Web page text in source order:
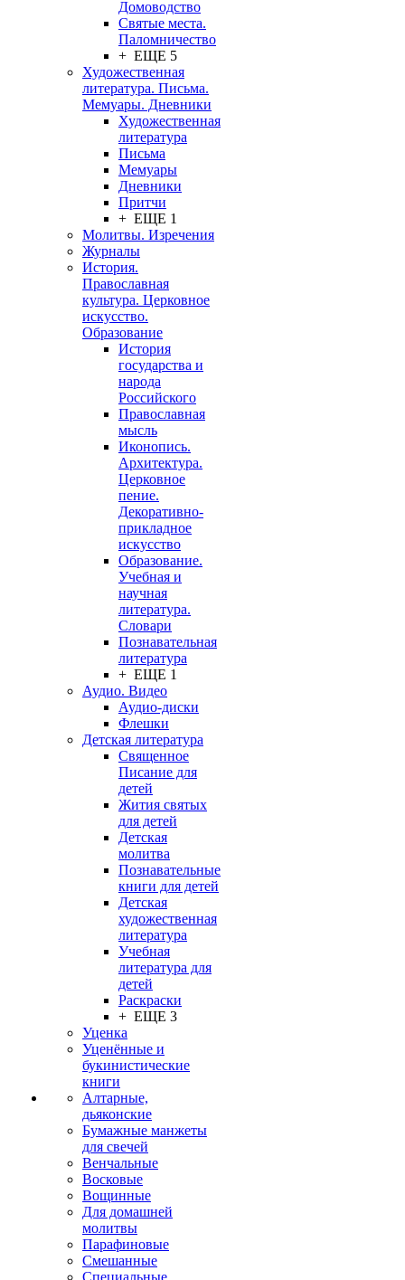
Домоводство
Святые места.
Паломничество
+ ЕЩЕ 5
Художественная
литература. Письма.
Мемуары. Дневники
Художественная
литература
Письма
Мемуары
Дневники
Притчи
+ ЕЩЕ 1
Молитвы. Изречения
Журналы
История.
Православная
культура. Церковное
искусство.
Образование
История
государства и
народа
Российского
Православная
мысль
Иконопись.
Архитектура.
Церковное
пение.
Декоративно-
прикладное
искусство
Образование.
Учебная и
научная
литература.
Словари
Познавательная
литература
+ ЕЩЕ 1
Аудио. Видео
Аудио-диски
Флешки
Детская литература
Священное
Писание для
детей
Жития святых
для детей
Детская
молитва
Познавательные
книги для детей
Детская
художественная
литература
Учебная
литература для
детей
Раскраски
+ ЕЩЕ 3
Уценка
Уценённые и
букинистические
книги
Алтарные,
дьяконские
Бумажные манжеты
для свечей
Венчальные
Восковые
Вощинные
Для домашней
молитвы
Парафиновые
Смешанные
Специальные